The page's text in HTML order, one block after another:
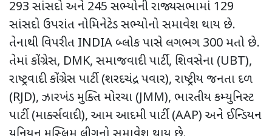
293 સાંસદો અને 245 સભ્યોની રાજ્યસભામાં 129
સાંસદો ઉપરાંત નોમિનેટેડ સભ્યોનો સમાવેશ થાય છે.
તેનાથી વિપરીત INDIA બ્લોક પાસે લગભગ 300 મતો છે.
તેમાં કોંગ્રેસ, DMK, સમાજવાદી પાર્ટી, શિવસેના (UBT),
રાષ્ટ્રવાદી કોંગ્રેસ પાર્ટી (શરદચંદ્ર પવાર), રાષ્ટ્રીય જનતા દળ
(RJD), ઝારખંડ મુક્તિ મોરચા (JMM), ભારતીય કમ્યુનિસ્ટ
પાર્ટી (માર્ક્સવાદી), આમ આદમી પાર્ટી (AAP) અને ઈન્ડિયન